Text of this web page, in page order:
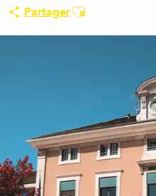
PartagerAjouter aux favoris